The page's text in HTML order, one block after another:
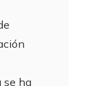
se ha